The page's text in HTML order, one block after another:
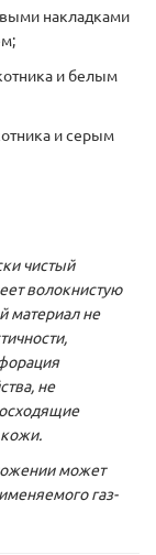
накладками
и белым
и серым
чистый
волокнистую
материал не
не
может
газ-